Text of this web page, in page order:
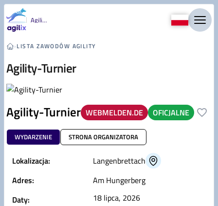
Przejdź do treści
Agility
›LISTA ZAWODÓW AGILITY
Agility-Turnier
Agility-Turnier WEBMELDEN.DE OFICJALNE
WYDARZENIE STRONA ORGANIZATORA
Lokalizacja:
Langenbrettach
Adres:
Am Hungerberg
Daty:
18 lipca, 2026